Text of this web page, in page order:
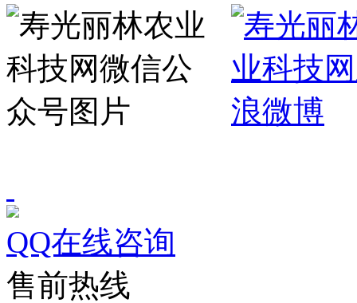
QQ在线咨询
售前热线